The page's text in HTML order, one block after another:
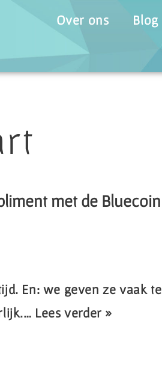
Over ons Blog
met de Bluecoin
En: we geven ze vaak te
Lees verder »